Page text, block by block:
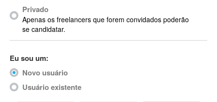
Acrobat X
Acronis
ACT
Actimize
ActionScript
ActionScript 3
Privado
Apenas os freelancers que forem convidados poderão
se candidatar.
Eu sou um:
Novo usuário
Usuário existente